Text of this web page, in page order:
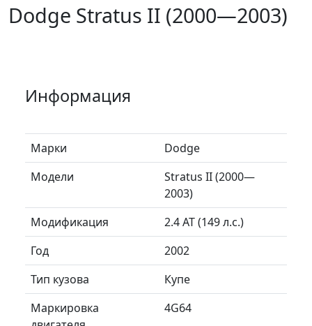
Dodge Stratus II (2000—2003)
Информация
Марки
Dodge
Модели
Stratus II (2000—
2003)
Модификация
2.4 AT (149 л.с.)
Год
2002
Тип кузова
Купе
Маркировка
4G64